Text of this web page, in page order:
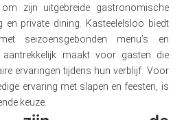
zijn uitgebreide gastronomische
private dining. Kasteelelsloo biedt
seizoensgebonden menu’s en
maakt voor gasten die
ervaringen tijdens hun verblijf. Voor
ervaring met slapen en feesten, is
keuze.